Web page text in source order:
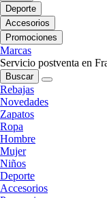
Deporte
Accesorios
Promociones
Marcas
Servicio postventa en
Buscar
Rebajas
Novedades
Zapatos
Ropa
Hombre
Mujer
Niños
Deporte
Accesorios